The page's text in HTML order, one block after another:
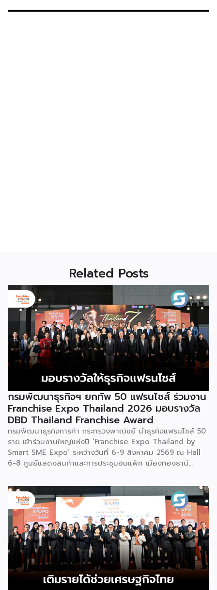
Related Posts
กรมพัฒนาธุรกิจฯ ยกทัพ 50 แฟรนไชส์ ร่วมงาน
Franchise Expo Thailand 2026 มอบรางวัล
DBD Thailand Franchise Award
กรมพัฒนาธุรกิจการค้า กระทรวงพาณิชย์ นำธุรกิจแฟรนไชส์ 50
ราย เข้าร่วมงานใหญ่แห่งปี ‘Franchise Expo Thailand by
Smart SME Expo’ ระหว่างวันที่ 6-9 สิงหาคม 2569 ณ Hall
6-8 ศูนย์แสดงสินค้าและการประชุมอิมแพ็ค เมืองทองธานี
2026 ให้แก่ผู้ประกอบธุรกิจแฟรนไชส์ที่อยู่ในการส่งเสริมสนับสนุน
ของกรมฯ นายพูนพงษ์ นัยนาภากรณ์ อธิบดีกรมพัฒนาธุรกิจ
การค้า กระทรวงพาณิชย์ เปิดเผยภายหลังเป็นประธานเปิดงาน
“งานแฟรนไชส์ เอ็กซ์โป ไทยแลนด์ บาย สมาร์ท เอสเอ็มอี เอ็กซ์
โป (Franchise Expo Thailand by Smart SME Expo)” ซึ่ง
เป็นงานแสดงธุรกิจแฟรนไชส์ชั้นนำที่จัดขึ้นโดย บริษัท พีเอ็มจี
คอร์ปอเรชัน จำกัด เพื่อยกระดับศักยภาพของผู้ประกอบการและ
เจ้าของธุรกิจที่ต้องการขยายกิจการผ่านระบบแฟรนไชส์ […]